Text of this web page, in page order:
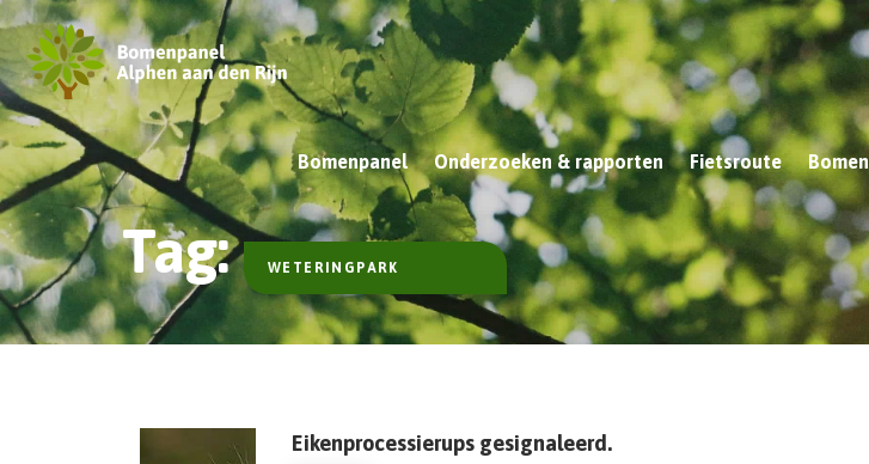
Bomenpanel Onderzoeken & rapporten Fietsroute Bomen
Tag: WETERINGPARK
Eikenprocessierups gesignaleerd.